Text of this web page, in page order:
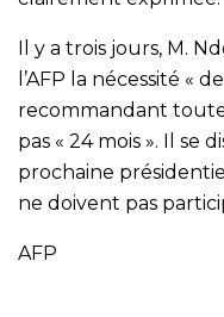
Il y a trois jours, M.
l’AFP la nécessité «
recommandant
pas « 24 mois ». Il se
prochaine
ne doivent pas
AFP